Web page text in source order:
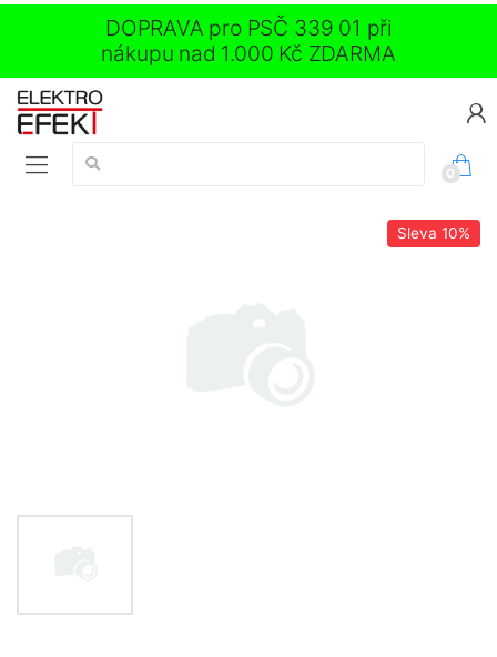
DOPRAVA pro PSČ 339 01 při
nákupu nad 1.000 Kč ZDARMA
Vyhledávání:
0
Sleva 10%